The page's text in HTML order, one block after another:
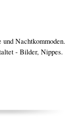
Nachtkommoden.
- Bilder, Nippes.